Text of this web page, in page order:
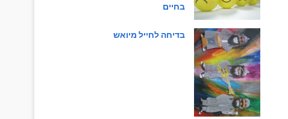
בחיים
בדיחה לחייל מיואש